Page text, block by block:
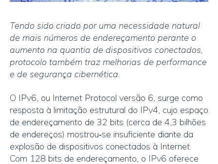
Tendo sido criado por uma necessidade natural
de mais números de endereçamento perante o
aumento na quantia de dispositivos conectados,
protocolo também traz melhorias de performance
e de segurança cibernética.
O IPv6, ou Internet Protocol versão 6, surge como
resposta à limitação estrutural do IPv4, cujo espaço
de endereçamento de 32 bits (cerca de 4,3 bilhões
de endereços) mostrou‑se insuficiente diante da
explosão de dispositivos conectados à Internet.
Com 128 bits de endereçamento, o IPv6 oferece